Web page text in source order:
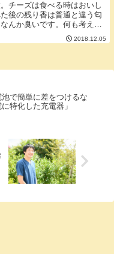
チーズは食べる時はおいし
後の残り香は普通と違う匂
んか臭いです。何も考えず
食べた後良く口を拭かずに
とチーズの残り香がマスク
2018.12.05
池で簡単に差をつけるな
特化した充電器」